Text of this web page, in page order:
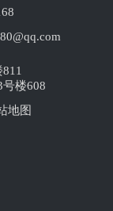
号楼608
地图